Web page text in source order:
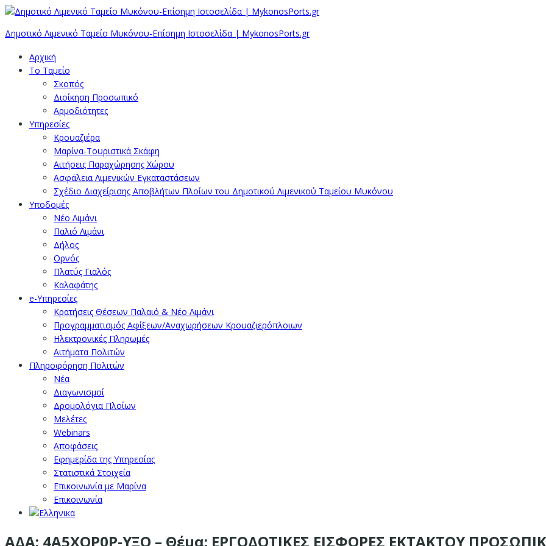
Δημοτικό Λιμενικό Ταμείο Μυκόνου-Επίσημη Ιστοσελίδα | MykonosPorts.gr
Αρχική
Το Ταμείο
Σκοπός
Διοίκηση Προσωπικό
Αρμοδιότητες
Υπηρεσίες
Κρουαζιέρα
Μαρίνα-Τουριστικά Σκάφη
Αιτήσεις Παραχώρησης Χώρου
Ασφάλεια Λιμενικών Εγκαταστάσεων
Σχέδιο Διαχείρισης Αποβλήτων Πλοίων του Δημοτικού Λιμενικού Ταμείου Μυκόνου
Υποδομές
Νέο Λιμάνι
Παλιό Λιμάνι
Δήλος
Ορνός
Πλατύς Γιαλός
Καλαφάτης
e-Υπηρεσίες
Κρατήσεις Θέσεων Παλαιό & Νέο Λιμάνι
Προγραμματισμός Αφίξεων/Αναχωρήσεων Κρουαζιερόπλοιων
Ηλεκτρονικές Πληρωμές
Αιτήματα Πολιτών
Πληροφόρηση Πολιτών
Νέα
Διαγωνισμοί
Δρομολόγια Πλοίων
Μελέτες
Webinars
Αποφάσεις
Εφημερίδα της Υπηρεσίας
Στατιστικά Στοιχεία
Επικοινωνία με Μαρίνα
Επικοινωνία
ΑΔΑ: 4Α5ΧΟΡ0Ρ-ΥΞΟ – Θέμα: ΕΡΓΟΔΟΤΙΚΕΣ ΕΙΣΦΟΡΕΣ ΕΚΤΑΚΤΟΥ